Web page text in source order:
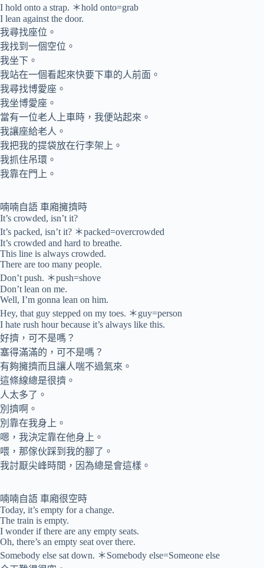
I hold onto a strap. ＊hold onto=grab
I lean against the door.
我尋找座位。
我找到一個空位。
我坐下。
我站在一個看起來快要下車的人前面。
我尋找博愛座。
我坐博愛座。
當有一位老人上車時，我便站起來。
我讓座給老人。
我把我的提袋放在行李架上。
我抓住吊環。
我靠在門上。
喃喃自語 車廂擁擠時
It’s crowded, isn’t it?
It’s packed, isn’t it? ＊packed=overcrowded
It’s crowded and hard to breathe.
This line is always crowded.
There are too many people.
Don’t push. ＊push=shove
Don’t lean on me.
Well, I’m gonna lean on him.
Hey, that guy stepped on my toes. ＊guy=person
I hate rush hour because it’s always like this.
好擠，可不是嗎？
塞得滿滿的，可不是嗎？
有夠擁擠而且讓人喘不過氣來。
這條線總是很擠。
人太多了。
別擠啊。
別靠在我身上。
嗯，我決定靠在他身上。
喂，那傢伙踩到我的腳了。
我討厭尖峰時間，因為總是會這樣。
喃喃自語 車廂很空時
Today, it’s empty for a change.
The train is empty.
I wonder if there are any empty seats.
Oh, there’s an empty seat over there.
Somebody else sat down. ＊Somebody else=Someone else